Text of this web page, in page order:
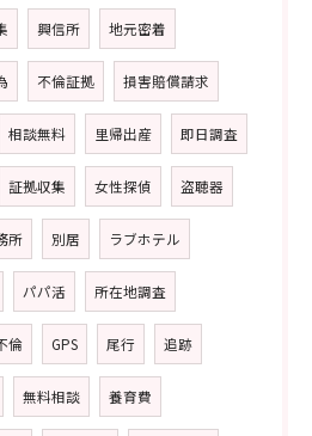
興信所 地元密着
不倫証拠 損害賠償請求
相談無料 里帰出産 即日調査
証拠収集 女性探偵 盗聴器
所 別居 ラブホテル
パパ活 所在地調査
倫 GPS 尾行 追跡
無料相談 養育費